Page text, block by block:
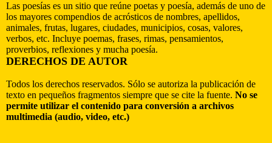
Las poesías es un sitio que reúne poetas y poesía, además de uno de
los mayores compendios de acrósticos de nombres, apellidos,
animales, frutas, lugares, ciudades, municipios, cosas, valores,
verbos, etc. Incluye poemas, frases, rimas, pensamientos,
proverbios, reflexiones y mucha poesía.
DERECHOS DE AUTOR
Todos los derechos reservados. Sólo se autoriza la publicación de
texto en pequeños fragmentos siempre que se cite la fuente. No se
permite utilizar el contenido para conversión a archivos
multimedia (audio, video, etc.)